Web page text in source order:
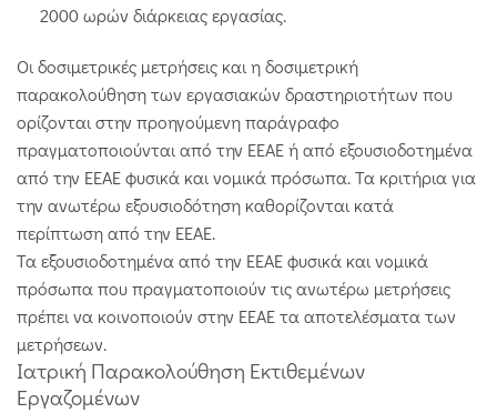
2000 ωρών διάρκειας εργασίας.
Οι δοσιμετρικές μετρήσεις και η δοσιμετρική
παρακολούθηση των εργασιακών δραστηριοτήτων που
ορίζονται στην προηγούμενη παράγραφο
πραγματοποιούνται από την ΕΕΑΕ ή από εξουσιοδοτημένα
από την ΕΕΑΕ φυσικά και νομικά πρόσωπα. Τα κριτήρια για
την ανωτέρω εξουσιοδότηση καθορίζονται κατά
περίπτωση από την ΕΕΑΕ.
Τα εξουσιοδοτημένα από την ΕΕΑΕ φυσικά και νομικά
πρόσωπα που πραγματοποιούν τις ανωτέρω μετρήσεις
πρέπει να κοινοποιούν στην ΕΕΑΕ τα αποτελέσματα των
μετρήσεων.
Ιατρική Παρακολούθηση Εκτιθεμένων
Εργαζομένων